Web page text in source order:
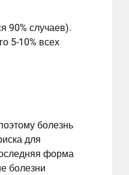
90% случаев).
5-10% всех
болезнь
для
форма
болезни